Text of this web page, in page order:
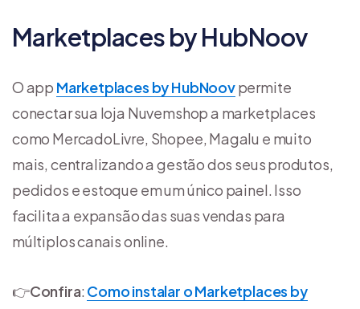
Marketplaces by HubNoov
O app Marketplaces by HubNoovpermite
conectar sua loja Nuvemshop a marketplaces
como MercadoLivre, Shopee, Magalu e muito
mais, centralizando a gestão dos seus produtos,
pedidos e estoque em um único painel. Isso
facilita a expansão das suas vendas para
múltiplos canais online.
👉Confira: Como instalar o Marketplaces by